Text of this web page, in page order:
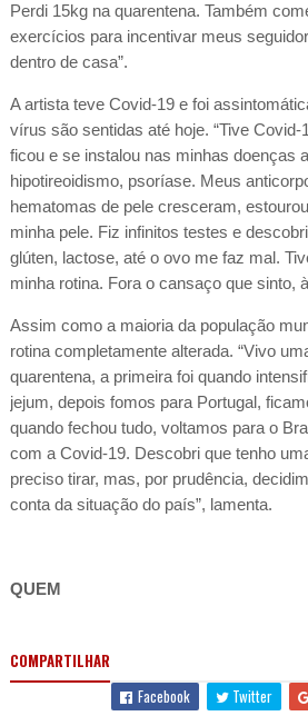
Perdi 15kg na quarentena. Também
exercícios para incentivar meus
dentro de casa”.
A artista teve Covid-19 e foi
vírus são sentidas até hoje. “Tive
ficou e se instalou nas minhas doenças
hipotireoidismo, psoríase. Meus
hematomas de pele cresceram,
minha pele. Fiz infinitos testes e
glúten, lactose, até o ovo me faz mal.
minha rotina. Fora o cansaço que sinto,
Assim como a maioria da população
rotina completamente alterada. “Vivo
quarentena, a primeira foi quando
jejum, depois fomos para Portugal,
quando fechou tudo, voltamos para o
com a Covid-19. Descobri que tenho
preciso tirar, mas, por prudência,
conta da situação do país”, lamenta.
QUEM
COMPARTILHAR
Facebook
Twitter